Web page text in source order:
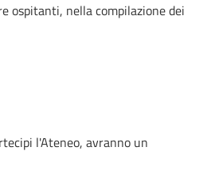
ospitanti, nella compilazione dei
l'Ateneo, avranno un